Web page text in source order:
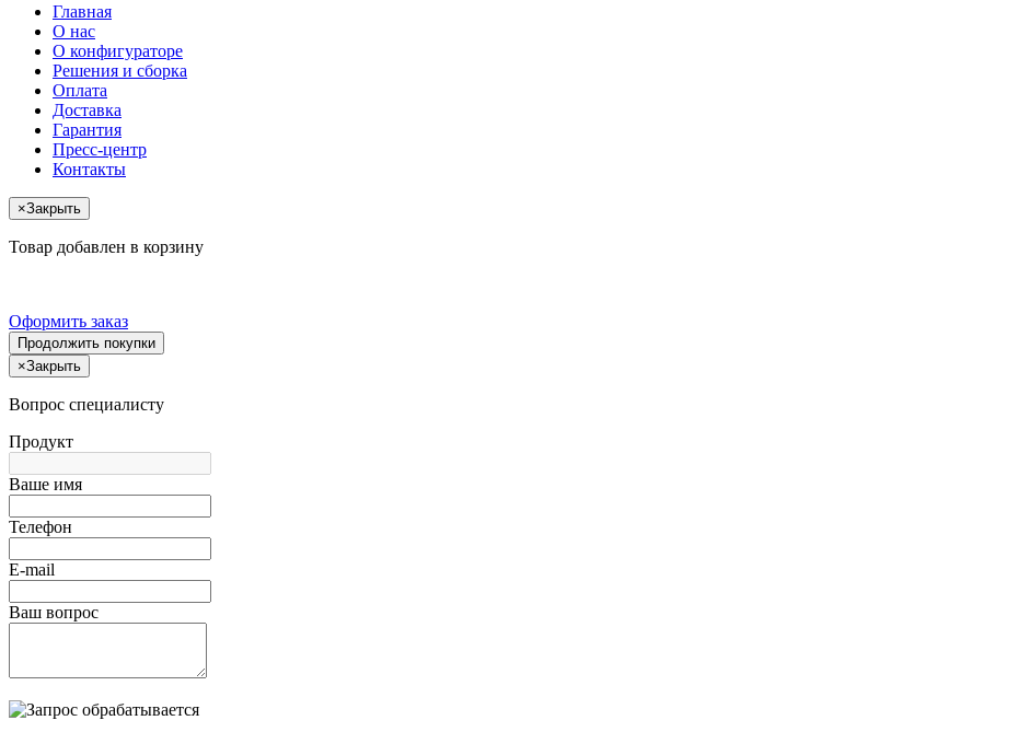
Главная
О нас
О конфигураторе
Решения и сборка
Оплата
Доставка
Гарантия
Пресс-центр
Контакты
×Закрыть
Товар добавлен в корзину
Оформить заказ
Продолжить покупки
×Закрыть
Вопрос специалисту
Продукт
Ваше имя
Телефон
E-mail
Ваш вопрос